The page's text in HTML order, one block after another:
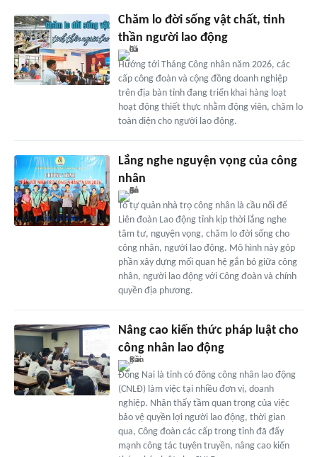
Chăm lo đời sống vật chất, tinh
thần người lao động
Hướng tới Tháng Công nhân năm 2026, các
cấp công đoàn và cộng đồng doanh nghiệp
trên địa bàn tỉnh đang triển khai hàng loạt
hoạt động thiết thực nhằm động viên, chăm lo
toàn diện cho người lao động.
Lắng nghe nguyện vọng của công
nhân
Tổ tự quản nhà trọ công nhân là cầu nối để
Liên đoàn Lao động tỉnh kịp thời lắng nghe
tâm tư, nguyện vọng, chăm lo đời sống cho
công nhân, người lao động. Mô hình này góp
phần xây dựng mối quan hệ gắn bó giữa công
nhân, người lao động với Công đoàn và chính
quyền địa phương.
Nâng cao kiến thức pháp luật cho
công nhân lao động
Đồng Nai là tỉnh có đông công nhân lao động
(CNLĐ) làm việc tại nhiều đơn vị, doanh
nghiệp. Nhận thấy tầm quan trọng của việc
bảo vệ quyền lợi người lao động, thời gian
qua, Công đoàn các cấp trong tỉnh đã đẩy
mạnh công tác tuyên truyền, nâng cao kiến